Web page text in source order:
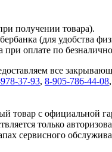
получении товара).
(для удобства
при оплате по
все
37-93, 8-905-786-44-08
товар с официальной
только
сервисного